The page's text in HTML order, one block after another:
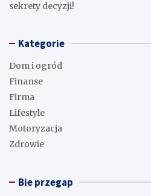
sekrety decyzji!
Kategorie
Dom i ogród
Finanse
Firma
Lifestyle
Motoryzacja
Zdrowie
Bie przegap